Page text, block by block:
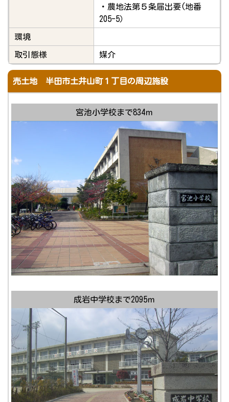
・農地法第５条届出要(地番
205-5）
環境
取引態様 媒介
売土地 半田市土井山町１丁目の周辺施設
宮池小学校まで834ｍ
成岩中学校まで2095ｍ